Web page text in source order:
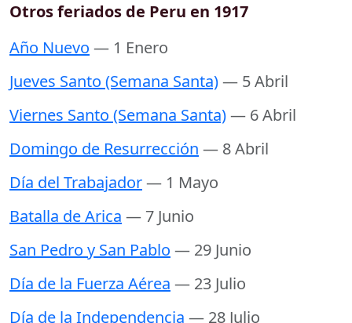
Otros feriados de Peru en 1917
Año Nuevo — 1 Enero
Jueves Santo (Semana Santa)— 5 Abril
Viernes Santo (Semana Santa)— 6 Abril
Domingo de Resurrección — 8 Abril
Día del Trabajador— 1 Mayo
Batalla de Arica — 7 Junio
San Pedro y San Pablo — 29 Junio
Día de la Fuerza Aérea — 23 Julio
Día de la Independencia — 28 Julio